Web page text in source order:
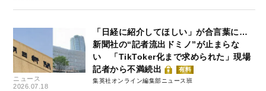
ニュース
2026.07.18
「日経に紹介してほしい」が合言葉に…
新聞社の“記者流出ドミノ”が止まらな
い 「TikToker化まで求められた」現場
記者から不満続出
有料
集英社オンライン編集部ニュース班